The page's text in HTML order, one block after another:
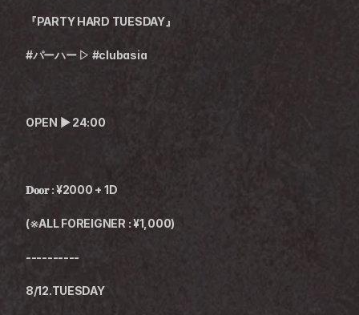
『PARTY HARD TUESDAY』
#パーハー ▷ #clubasia
OPEN ▶︎ 24:00
𝐃𝐨𝐨𝐫 : ¥2000 + 1D
(※ALL FOREIGNER : ¥1,000)
----------
8/12.TUESDAY